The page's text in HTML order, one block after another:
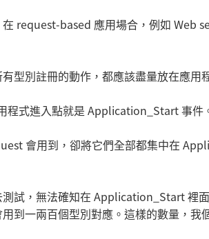
request-based 應用場合，例如 Web
有型別註冊的動作，都應該盡量放在應用
程式進入點就是 Application_Start 事件
會用到，卻將它們全部都集中在
試，無法確知在 Application_Start 裡
到一兩百個型別對應。這樣的數量，